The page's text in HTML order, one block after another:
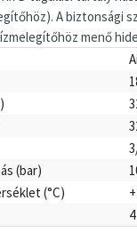
A biztonsági
menő
(bar)
(°C)
4